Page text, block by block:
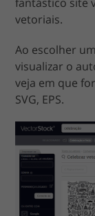
vetoriais.
Ao escolher
visualizar o
veja em que
SVG, EPS.